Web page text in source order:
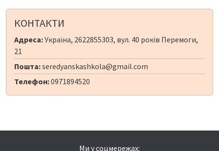
КОНТАКТИ
Адреса:Україна, 2622855303, вул. 40 років Перемоги,
21
Пошта:seredyanskashkola@gmail.com
Телефон:0971894520
Ми у соцмережах: